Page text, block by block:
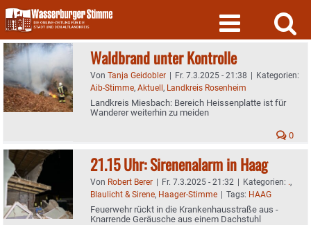
Skip
to
content
Waldbrand unter Kontrolle
Von Tanja Geidobler | Fr. 7.3.2025 - 21:38 | Kategorien:
Aib-Stimme, Aktuell, Landkreis Rosenheim
Landkreis Miesbach: Bereich Heissenplatte ist für
Wanderer weiterhin zu meiden
0
21.15 Uhr: Sirenenalarm in Haag
Von Robert Berer | Fr. 7.3.2025 - 21:32 | Kategorien: .,
Blaulicht & Sirene, Haager-Stimme | Tags: HAAG
Feuerwehr rückt in die Krankenhausstraße aus -
Knarrende Geräusche aus einem Dachstuhl